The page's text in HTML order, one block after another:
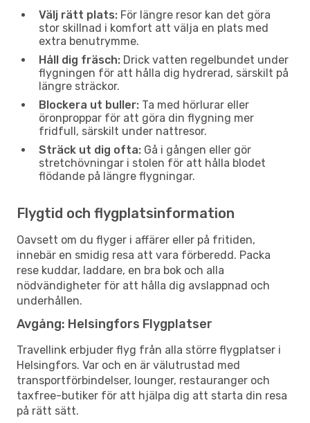
Välj rätt plats: För längre resor kan det göra
stor skillnad i komfort att välja en plats med
extra benutrymme.
Håll dig fräsch: Drick vatten regelbundet under
flygningen för att hålla dig hydrerad, särskilt på
längre sträckor.
Blockera ut buller: Ta med hörlurar eller
öronproppar för att göra din flygning mer
fridfull, särskilt under nattresor.
Sträck ut dig ofta: Gå i gången eller gör
stretchövningar i stolen för att hålla blodet
flödande på längre flygningar.
Flygtid och flygplatsinformation
Oavsett om du flyger i affärer eller på fritiden,
innebär en smidig resa att vara förberedd. Packa
rese kuddar, laddare, en bra bok och alla
nödvändigheter för att hålla dig avslappnad och
underhållen.
Avgång: Helsingfors Flygplatser
Travellink erbjuder flyg från alla större flygplatser i
Helsingfors. Var och en är välutrustad med
transportförbindelser, lounger, restauranger och
taxfree-butiker för att hjälpa dig att starta din resa
på rätt sätt.